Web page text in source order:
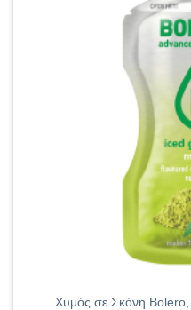
Χυμός σε Σκόνη